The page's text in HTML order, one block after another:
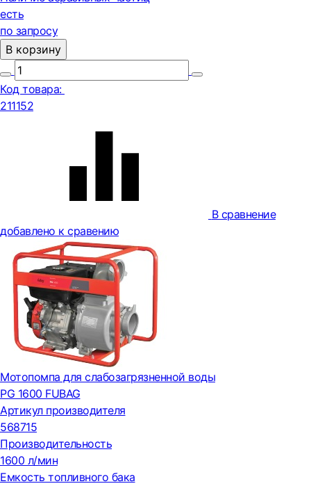
есть
по запросу
В корзину
Код товара:
211152
В сравнение
добавлено к сравению
Мотопомпа для слабозагрязненной воды
PG 1600 FUBAG
Артикул производителя
568715
Производительность
1600 л/мин
Емкость топливного бака